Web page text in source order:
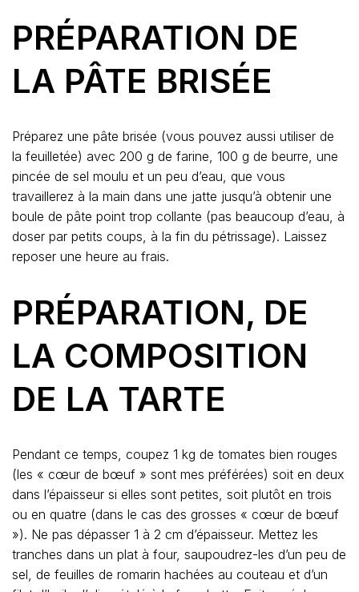
PRÉPARATION DE
LA PÂTE BRISÉE
Préparez une pâte brisée (vous pouvez aussi utiliser de
la feuilletée) avec 200 g de farine, 100 g de beurre, une
pincée de sel moulu et un peu d’eau, que vous
travaillerez à la main dans une jatte jusqu’à obtenir une
boule de pâte point trop collante (pas beaucoup d’eau, à
doser par petits coups, à la fin du pétrissage). Laissez
reposer une heure au frais.
PRÉPARATION, DE
LA COMPOSITION
DE LA TARTE
Pendant ce temps, coupez 1 kg de tomates bien rouges
(les « cœur de bœuf » sont mes préférées) soit en deux
dans l’épaisseur si elles sont petites, soit plutôt en trois
ou en quatre (dans le cas des grosses « cœur de bœuf
»). Ne pas dépasser 1 à 2 cm d’épaisseur. Mettez les
tranches dans un plat à four, saupoudrez-les d’un peu de
sel, de feuilles de romarin hachées au couteau et d’un